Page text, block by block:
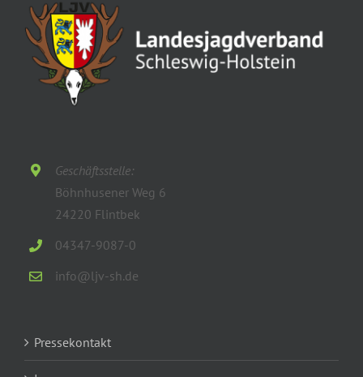
Geschäftsstelle:
Böhnhusener Weg 6
24220 Flintbek
04347-9087-0
info@ljv-sh.de
Pressekontakt